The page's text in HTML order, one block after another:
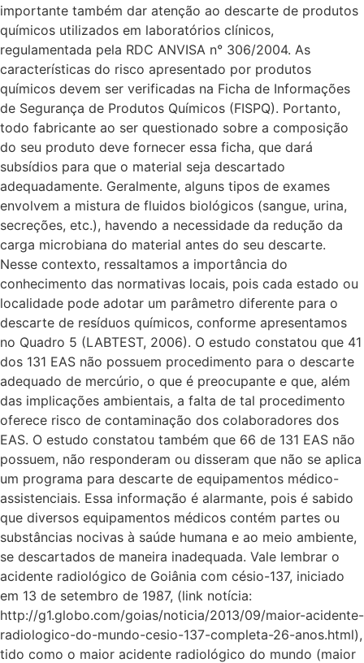
importante também dar atenção ao descarte de produtos
químicos utilizados em laboratórios clínicos,
regulamentada pela RDC ANVISA n° 306/2004. As
características do risco apresentado por produtos
químicos devem ser verificadas na Ficha de Informações
de Segurança de Produtos Químicos (FISPQ). Portanto,
todo fabricante ao ser questionado sobre a composição
do seu produto deve fornecer essa ficha, que dará
subsídios para que o material seja descartado
adequadamente. Geralmente, alguns tipos de exames
envolvem a mistura de fluidos biológicos (sangue, urina,
secreções, etc.), havendo a necessidade da redução da
carga microbiana do material antes do seu descarte.
Nesse contexto, ressaltamos a importância do
conhecimento das normativas locais, pois cada estado ou
localidade pode adotar um parâmetro diferente para o
descarte de resíduos químicos, conforme apresentamos
no Quadro 5 (LABTEST, 2006). O estudo constatou que 41
dos 131 EAS não possuem procedimento para o descarte
adequado de mercúrio, o que é preocupante e que, além
das implicações ambientais, a falta de tal procedimento
oferece risco de contaminação dos colaboradores dos
EAS. O estudo constatou também que 66 de 131 EAS não
possuem, não responderam ou disseram que não se aplica
um programa para descarte de equipamentos médico-
assistenciais. Essa informação é alarmante, pois é sabido
que diversos equipamentos médicos contém partes ou
substâncias nocivas à saúde humana e ao meio ambiente,
se descartados de maneira inadequada. Vale lembrar o
acidente radiológico de Goiânia com césio-137, iniciado
em 13 de setembro de 1987, (link notícia:
http://g1.globo.com/goias/noticia/2013/09/maior-acidente-
radiologico-do-mundo-cesio-137-completa-26-anos.html),
tido como o maior acidente radiológico do mundo (maior